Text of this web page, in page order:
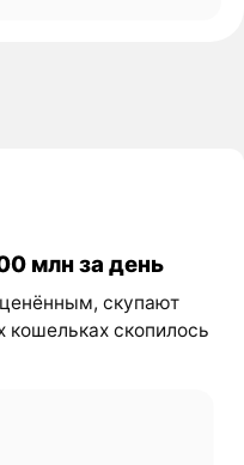
млн за день
скупают
кошельках скопилось